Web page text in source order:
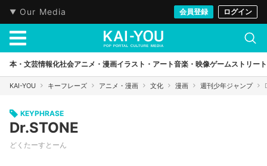
Our Media 会員登録 ログイン
本・文芸情報化社会アニメ・漫画イラスト・アート音楽・映像ゲームストリート
KAI-YOU キーフレーズ アニメ・漫画 文化 漫画 週刊少年ジャンプ
KEYPHRASE
Dr.STONE
どくたーすとーん